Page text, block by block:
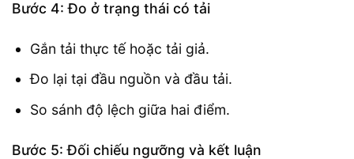
Bước 4: Đo ở trạng thái có tải
Gắn tải thực tế hoặc tải giả.
Đo lại tại đầu nguồn và đầu tải.
So sánh độ lệch giữa hai điểm.
Bước 5: Đối chiếu ngưỡng và kết luận